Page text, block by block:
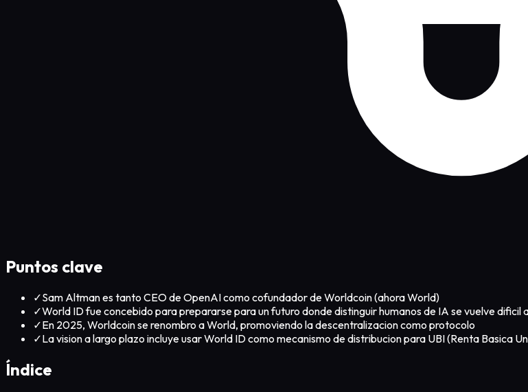
Puntos clave
✓Sam Altman es tanto CEO de OpenAI como cofundador de Worldcoin (ahora World)
✓World ID fue concebido para prepararse para un futuro donde distinguir humanos de IA se vuelve dificil
✓En 2025, Worldcoin se renombro a World, promoviendo la descentralizacion como protocolo
✓La vision a largo plazo incluye usar World ID como mecanismo de distribucion para UBI (Renta Basica
Índice